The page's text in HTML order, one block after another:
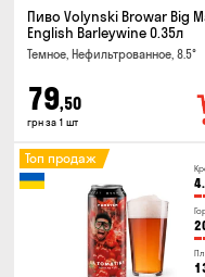
Пиво Volynski Browar Big
English Barleywine 0.35л
Темное, Нефильтрованное, 8.5°
79,50
грн за 1 шт
Топ продаж